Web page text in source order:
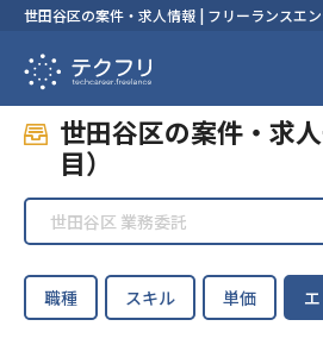
世田谷区の案件・求人情報 | フリーランスエ
世田谷区の案件・求
目）
職種 スキル 単価